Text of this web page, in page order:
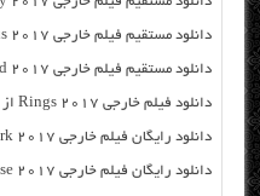
دانلود مستقیم فیلم خارجی The Fate of the Furious 2017 از سرور سایت
دانلود مستقیم فیلم خارجی Running Wild 2017 از سرور سایت
دانلود فیلم خارجی Rings 2017 از سرور سایت
دانلود رایگان فیلم خارجی Dunkirk 2017 با لینک مستقیم
دانلود رایگان فیلم خارجی Eloise 2017 با لینک مستقیم